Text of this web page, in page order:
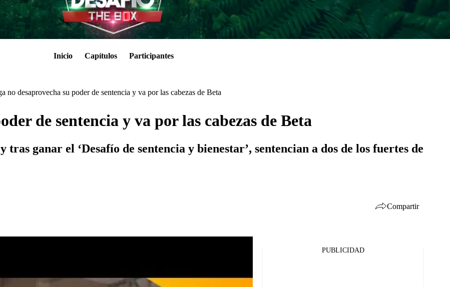
Inicio Capítulos Participantes
no desaprovecha su poder de sentencia y va por las cabezas de Beta
de sentencia y va por las cabezas de Beta
ganar el ‘Desafío de sentencia y bienestar’, sentencian a dos de los fuertes de
Compartir
PUBLICIDAD